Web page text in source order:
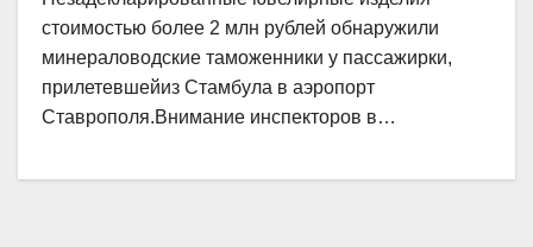
стоимостью более 2 млн рублей обнаружили
минераловодские таможенники у пассажирки,
прилетевшейиз Стамбула в аэропорт
Ставрополя.Внимание инспекторов в…